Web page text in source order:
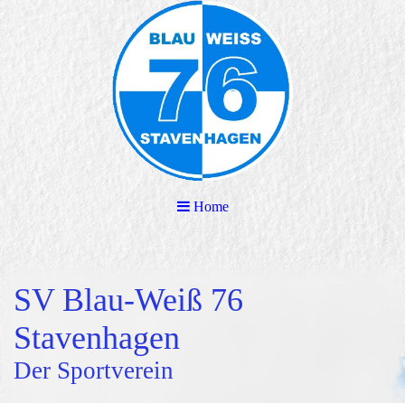
Home
SV Blau-Weiß 76
Stavenhagen
Der Sportverein